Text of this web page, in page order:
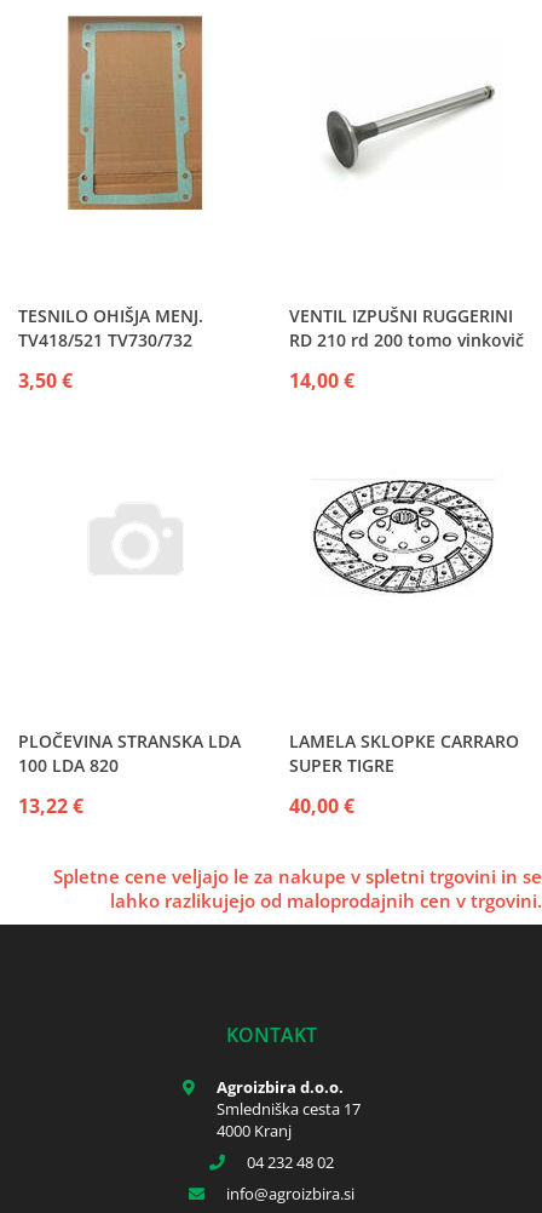
TESNILO OHIŠJA MENJ.
TV418/521 TV730/732
3,50 €
VENTIL IZPUŠNI RUGGERINI
RD 210 rd 200 tomo vinkovič
14,00 €
PLOČEVINA STRANSKA LDA
100 LDA 820
13,22 €
LAMELA SKLOPKE CARRARO
SUPER TIGRE
40,00 €
Spletne cene veljajo le za nakupe v spletni trgovini in se
lahko razlikujejo od maloprodajnih cen v trgovini.
KONTAKT
Agroizbira d.o.o.
Smledniška cesta 17
4000 Kranj
04 232 48 02
info
agroizbira.si